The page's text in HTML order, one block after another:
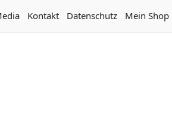
Kontakt Datenschutz Mein Shop